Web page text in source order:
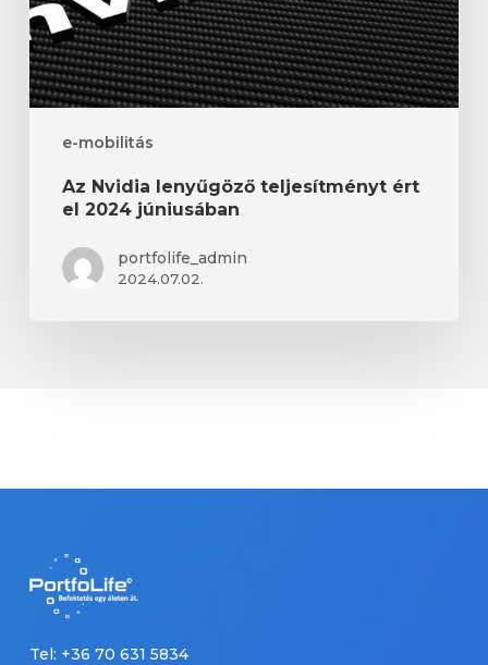
e-mobilitás
júniusában
Az Nvidia lenyűgöző teljesítményt ért
el 2024 júniusában
portfolife_admin
2024.07.02.
Tel: +36 70 631 5834